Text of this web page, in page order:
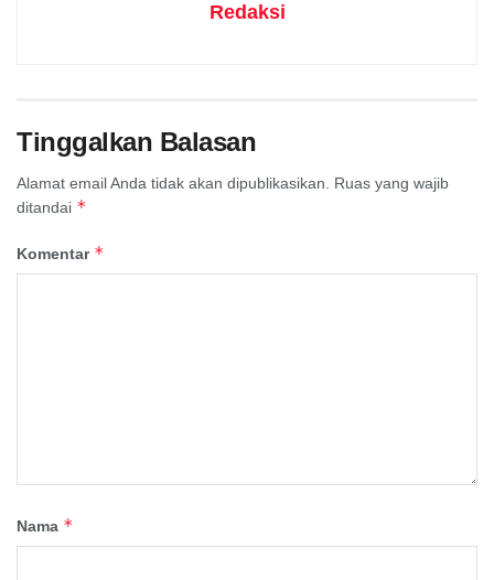
Redaksi
Tinggalkan Balasan
Alamat email Anda tidak akan dipublikasikan. Ruas yang wajib
ditandai *
Komentar *
Nama *